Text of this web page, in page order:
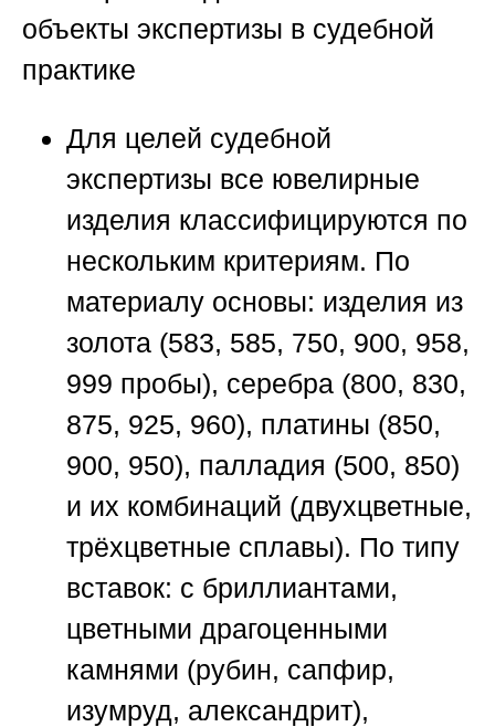
объекты экспертизы в судебной
практике
Для целей судебной
экспертизы все ювелирные
изделия классифицируются по
нескольким критериям. По
материалу основы: изделия из
золота (583, 585, 750, 900, 958,
999 пробы), серебра (800, 830,
875, 925, 960), платины (850,
900, 950), палладия (500, 850)
и их комбинаций (двухцветные,
трёхцветные сплавы). По типу
вставок: с бриллиантами,
цветными драгоценными
камнями (рубин, сапфир,
изумруд, александрит),